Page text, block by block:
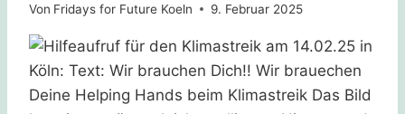
Von Fridays for Future Koeln 9. Februar 2025